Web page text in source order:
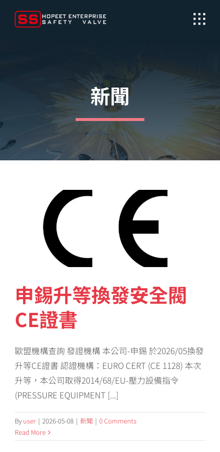
新聞
申錫升等換發安全閥
CE證書
歐盟機構查詢 發證機構 本公司-申錫 於2026/05換發
升等CE證書 認證機構：EURO CERT (CE 1128) 本次
升等，本公司取得2014/68/EU-壓力設備指令
(PRESSURE EQUIPMENT [...]
By user | 2026-05-08 | 新聞 | 0 Comments
Read More